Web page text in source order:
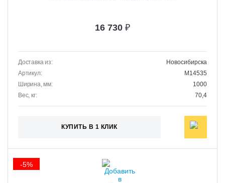
16 730 ₽
Доставка из:
Новосибирска
Артикул:
M14535
Ширина, мм:
1000
Вес, кг:
70,4
КУПИТЬ В 1 КЛИК
-5%